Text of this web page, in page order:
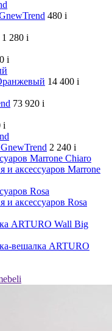
480 i
1 280 i
i
14 400 i
73 920 i
i
2 240 i
и аксессуаров Marrone
и аксессуаров Rosa
вешалка ARTURO